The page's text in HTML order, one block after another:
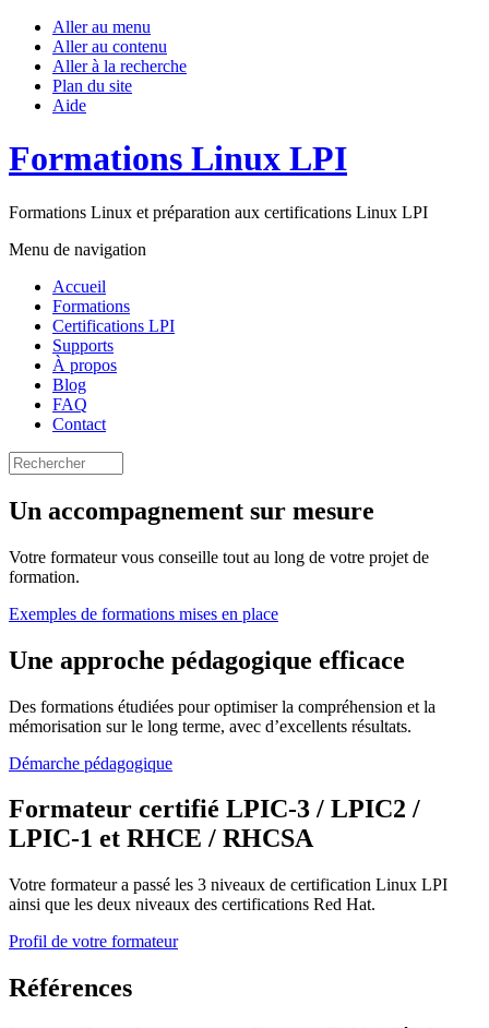
Aller au menu
Aller au contenu
Aller à la recherche
Plan du site
Aide
Formations Linux LPI
Formations Linux et préparation aux certifications Linux LPI
Menu de navigation
Accueil
Formations
Certifications LPI
Supports
À propos
Blog
FAQ
Contact
Un accompagnement sur mesure
Votre formateur vous conseille tout au long de votre projet de
formation.
Exemples de formations mises en place
Une approche pédagogique efficace
Des formations étudiées pour optimiser la compréhension et la
mémorisation sur le long terme, avec d’excellents résultats.
Démarche pédagogique
Formateur certifié LPIC-3 / LPIC2 /
LPIC-1 et RHCE / RHCSA
Votre formateur a passé les 3 niveaux de certification Linux LPI
ainsi que les deux niveaux des certifications Red Hat.
Profil de votre formateur
Références